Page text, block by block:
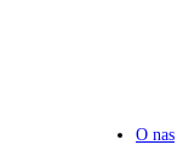
O nas